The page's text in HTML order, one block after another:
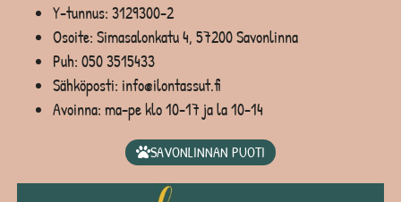
Y-tunnus: 3129300-2
Osoite: Simasalonkatu 4, 57200 Savonlinna
Puh: 050 3515433
Sähköposti: info@ilontassut.fi
Avoinna: ma-pe klo 10-17 ja la 10-14
SAVONLINNAN PUOTI